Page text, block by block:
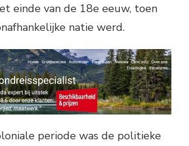
einde van de 18e eeuw, toen
natie werd.
periode was de politieke